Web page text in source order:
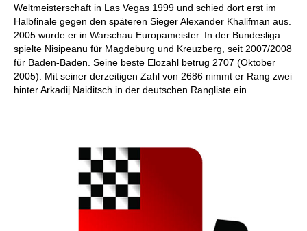
Weltmeisterschaft in Las Vegas 1999 und schied dort erst im
Halbfinale gegen den späteren Sieger Alexander Khalifman aus.
2005 wurde er in Warschau Europameister. In der Bundesliga
spielte Nisipeanu für Magdeburg und Kreuzberg, seit 2007/2008
für Baden-Baden. Seine beste Elozahl betrug 2707 (Oktober
2005). Mit seiner derzeitigen Zahl von 2686 nimmt er Rang zwei
hinter Arkadij Naiditsch in der deutschen Rangliste ein.